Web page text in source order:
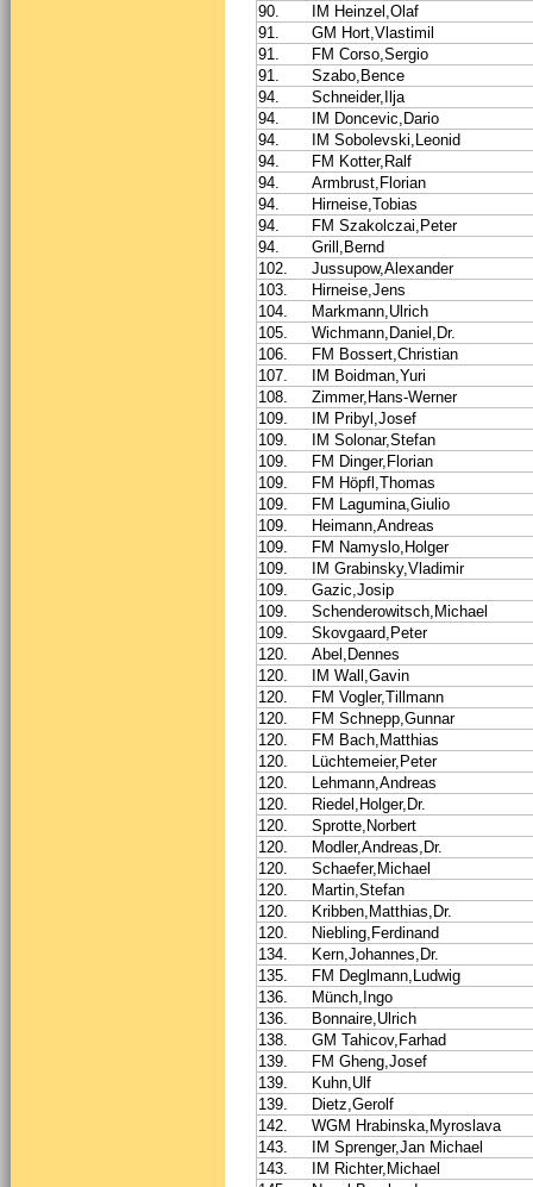
90.
IM Heinzel,Olaf
91.
GM Hort,Vlastimil
91.
FM Corso,Sergio
91.
Szabo,Bence
94.
Schneider,Ilja
94.
IM Doncevic,Dario
94.
IM Sobolevski,Leonid
94.
FM Kotter,Ralf
94.
Armbrust,Florian
94.
Hirneise,Tobias
94.
FM Szakolczai,Peter
94.
Grill,Bernd
102.
Jussupow,Alexander
103.
Hirneise,Jens
104.
Markmann,Ulrich
105.
Wichmann,Daniel,Dr.
106.
FM Bossert,Christian
107.
IM Boidman,Yuri
108.
Zimmer,Hans-Werner
109.
IM Pribyl,Josef
109.
IM Solonar,Stefan
109.
FM Dinger,Florian
109.
FM Höpfl,Thomas
109.
FM Lagumina,Giulio
109.
Heimann,Andreas
109.
FM Namyslo,Holger
109.
IM Grabinsky,Vladimir
109.
Gazic,Josip
109.
Schenderowitsch,Michael
109.
Skovgaard,Peter
120.
Abel,Dennes
120.
IM Wall,Gavin
120.
FM Vogler,Tillmann
120.
FM Schnepp,Gunnar
120.
FM Bach,Matthias
120.
Lüchtemeier,Peter
120.
Lehmann,Andreas
120.
Riedel,Holger,Dr.
120.
Sprotte,Norbert
120.
Modler,Andreas,Dr.
120.
Schaefer,Michael
120.
Martin,Stefan
120.
Kribben,Matthias,Dr.
120.
Niebling,Ferdinand
134.
Kern,Johannes,Dr.
135.
FM Deglmann,Ludwig
136.
Münch,Ingo
136.
Bonnaire,Ulrich
138.
GM Tahicov,Farhad
139.
FM Gheng,Josef
139.
Kuhn,Ulf
139.
Dietz,Gerolf
142.
WGM Hrabinska,Myroslava
143.
IM Sprenger,Jan Michael
143.
IM Richter,Michael